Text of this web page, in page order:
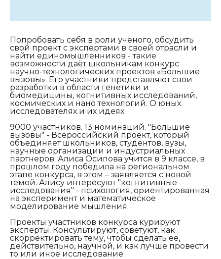
Попробовать себя в роли ученого, обсудить
свой проект с экспертами в своей отрасли и
найти единомышленников - такие
возможности даёт школьникам конкурс
научно-технологических проектов «Большие
вызовы». Его участники представляют свои
разработки в области генетики и
биомедицины, когнитивных исследований,
космических и нано технологий. О юных
исследователях и их идеях.
9000 участников. 13 номинаций. "Большие
вызовы" - Всероссийский проект, который
объединяет школьников, студентов, вузы,
научные организации и индустриальных
партнеров. Алиса Осипова учится в 9 классе, в
прошлом году победила на региональном
этапе конкурса, в этом – заявляется с новой
темой. Алису интересуют "когнитивные
исследования" - психология, ориентированная
на эксперимент и математическое
моделирование мышления.
Проекты участников конкурса курируют
эксперты. Консультируют, советуют, как
скорректировать тему, чтобы сделать ее,
действительно, научной, и как лучше провести
то или иное исследование.